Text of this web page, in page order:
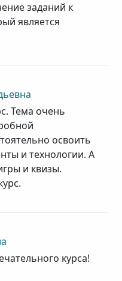
заданий к
является
Тема очень
освоить
и технологии. А
и квизы.
курса!